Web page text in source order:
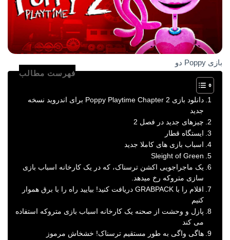
بازی Poppy دو
فهرست مطالب
دانلود بازی Poppy Playtime Chapter 2 برای اندروید نسخه
جدید
چیزهای جدید در فصل 2
ایستگاه قطار
اسباب بازی های کاملا جدید
Sleight of Green
یک ماجراجویی اکشن ترسناک، که در یک کارخانه اسباب بازی
سازی متروکه رخ میدهد.
اقلام را با GRABPACK دریافت کنید! بیایید راه را با برق هموار
کنیم
پازل و وحشت از صحنه یک کارخانه اسباب بازی متروکه استفاده
می کند
هاگی واگی به طور مستقیم ترسناک! خشخاش مرموز